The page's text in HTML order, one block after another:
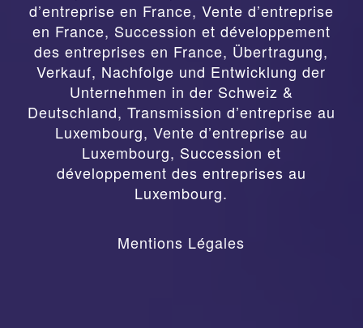
d’entreprise en France, Vente d’entreprise
en France, Succession et développement
des entreprises en France, Übertragung,
Verkauf, Nachfolge und Entwicklung der
Unternehmen in der Schweiz &
Deutschland, Transmission d’entreprise au
Luxembourg, Vente d’entreprise au
Luxembourg, Succession et
développement des entreprises au
Luxembourg.
Mentions Légales